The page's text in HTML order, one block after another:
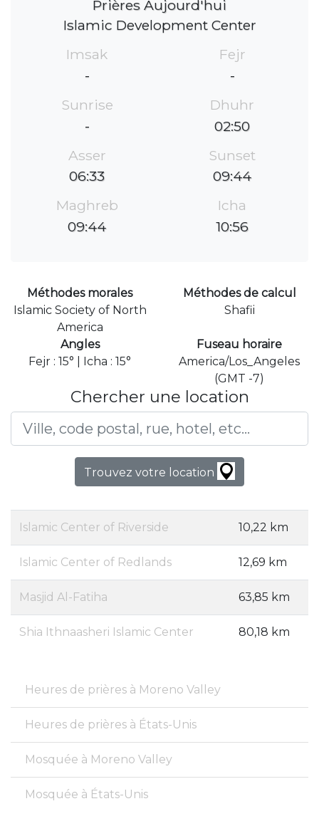
Prières Aujourd'hui
Islamic Development Center
Imsak
-
Fejr
-
Sunrise
-
Dhuhr
02:50
Asser
06:33
Sunset
09:44
Maghreb
09:44
Icha
10:56
Méthodes morales
Islamic Society of North
America
Méthodes de calcul
Shafii
Angles
Fejr : 15° | Icha : 15°
Fuseau horaire
America/Los_Angeles
(GMT -7)
Chercher une location
Trouvez votre location
Islamic Center of Riverside 10,22 km
Islamic Center of Redlands 12,69 km
Masjid Al-Fatiha 63,85 km
Shia Ithnaasheri Islamic Center 80,18 km
Heures de prières à Moreno Valley
Heures de prières à États-Unis
Mosquée à Moreno Valley
Mosquée à États-Unis